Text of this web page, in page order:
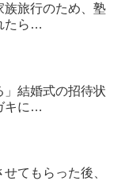
族旅行のため、塾
たら…
」結婚式の招待状
キに…
てもらった後、